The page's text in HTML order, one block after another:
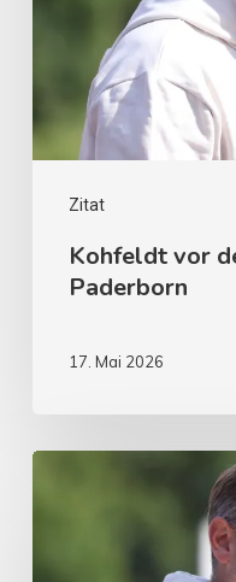
Zitat
Kohfeldt vor
Paderborn
17. Mai 2026